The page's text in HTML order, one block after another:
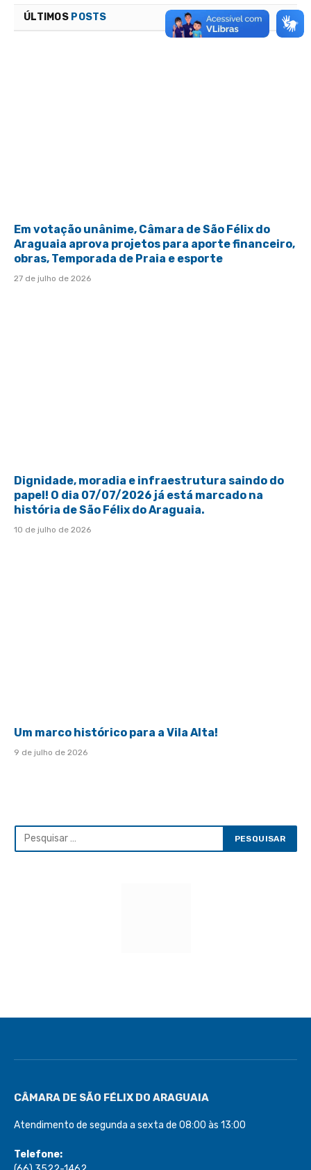
ÚLTIMOS POSTS
Em votação unânime, Câmara de São Félix do
Araguaia aprova projetos para aporte financeiro,
obras, Temporada de Praia e esporte
27 de julho de 2026
Dignidade, moradia e infraestrutura saindo do
papel! O dia 07/07/2026 já está marcado na
história de São Félix do Araguaia.
10 de julho de 2026
Um marco histórico para a Vila Alta!
9 de julho de 2026
Atendimento de segunda a sexta de 08:00 às 13:00
Telefone: